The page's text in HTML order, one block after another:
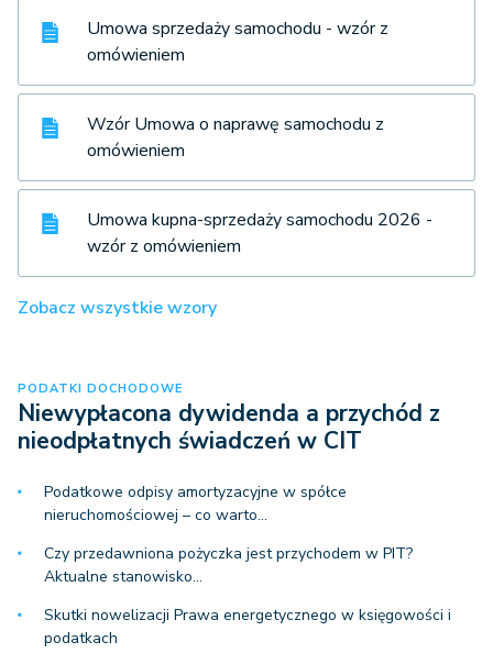
Umowa sprzedaży samochodu - wzór z
omówieniem
Wzór Umowa o naprawę samochodu z
omówieniem
Umowa kupna-sprzedaży samochodu 2026 -
wzór z omówieniem
Zobacz wszystkie wzory
PODATKI DOCHODOWE
Niewypłacona dywidenda a przychód z
nieodpłatnych świadczeń w CIT
Podatkowe odpisy amortyzacyjne w spółce
nieruchomościowej – co warto…
Czy przedawniona pożyczka jest przychodem w PIT?
Aktualne stanowisko…
Skutki nowelizacji Prawa energetycznego w księgowości i
podatkach